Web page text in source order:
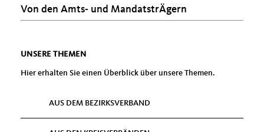
Von den Amts- und MandatstrÄgern
UNSERE THEMEN
Hier erhalten Sie einen Überblick über unsere Themen.
AUS DEM BEZIRKSVERBAND